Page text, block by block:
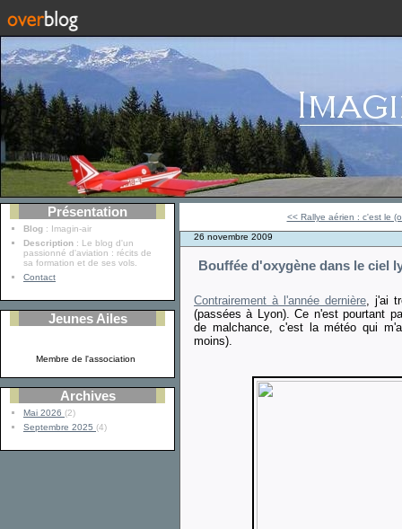
Présentation
Blog : Imagin-air
Description : Le blog d'un
passionné d'aviation : récits de
sa formation et de ses vols.
Contact
Jeunes Ailes
Membre de l'association
Archives
Mai 2026 (2)
Septembre 2025 (4)
<< Rallye aérien : c'est le
26 novembre 2009
Bouffée d'oxygène dans le ciel
Contrairement à l'année dernière , j'ai
(passées à Lyon). Ce n'est pourtant
de malchance, c'est la météo qui
moins).